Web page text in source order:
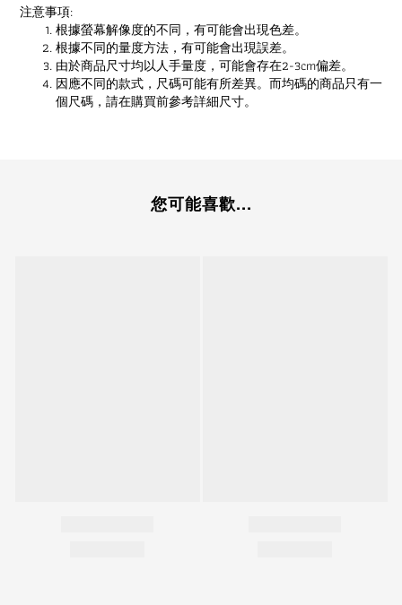
注意事項:
根據螢幕解像度的不同，有可能會出現色差。
根據不同的量度方法，有可能會出現誤差。
由於商品尺寸均以人手量度，可能會存在2-3cm偏差。
因應不同的款式，尺碼可能有所差異。而均碼的商品只有一
個尺碼，請在購買前參考詳細尺寸。
您可能喜歡...